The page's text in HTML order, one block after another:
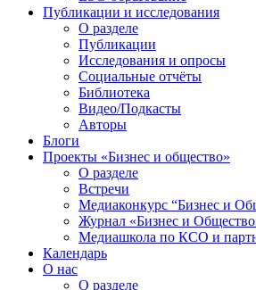
Публикации и исследования
О разделе
Публикации
Исследования и опросы
Социальные отчёты
Библиотека
Видео/Подкасты
Авторы
Блоги
Проекты «Бизнес и общество»
О разделе
Встречи
Медиаконкурс “Бизнес и
Журнал «Бизнес и
Медиашкола по КСО и
Календарь
О нас
О разделе